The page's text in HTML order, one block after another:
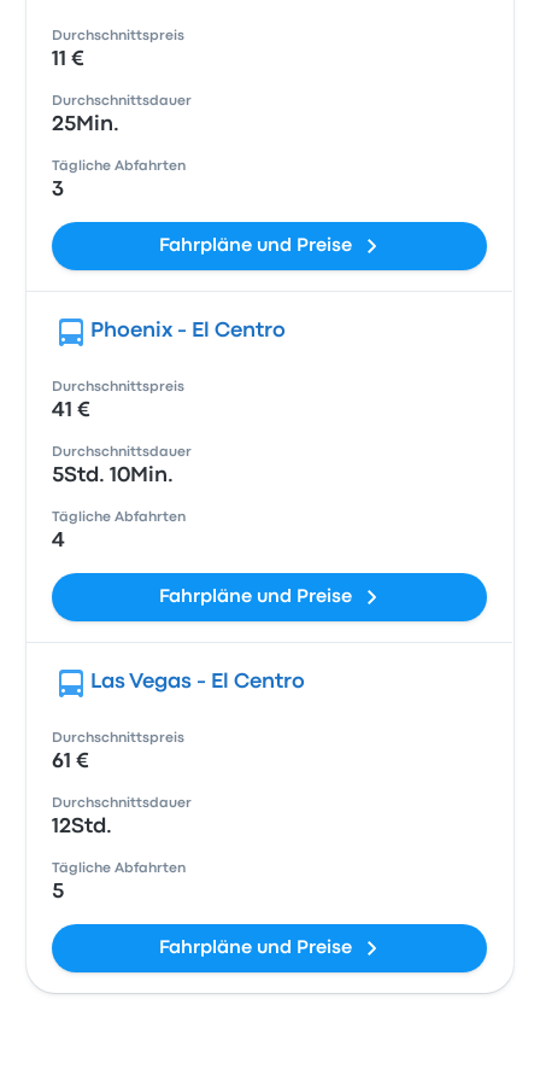
Durchschnittspreis
11 €
Durchschnittsdauer
25Min.
Tägliche Abfahrten
3
Fahrpläne und Preise
Phoenix - El Centro
Durchschnittspreis
41 €
Durchschnittsdauer
5Std. 10Min.
Tägliche Abfahrten
4
Fahrpläne und Preise
Las Vegas - El Centro
Durchschnittspreis
61 €
Durchschnittsdauer
12Std.
Tägliche Abfahrten
5
Fahrpläne und Preise